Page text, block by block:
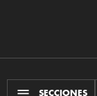
SECCIONES